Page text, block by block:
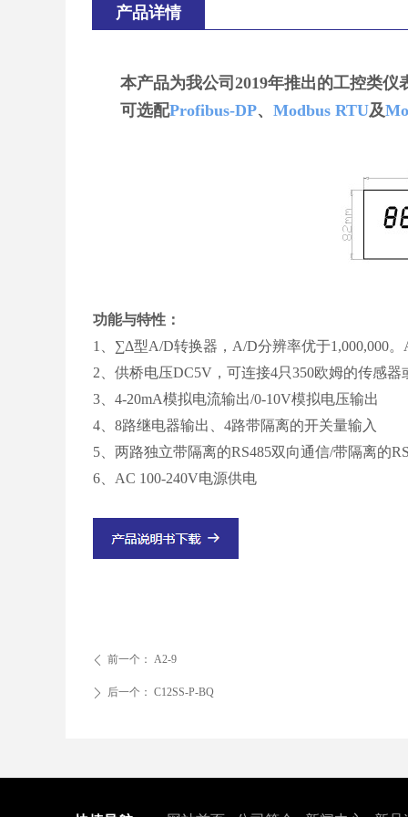
产品详情
本产品为我公司2019年推出的工控类仪
可选配Profibus-DP、 Modbus RTU及
功能与特性：
1、∑Δ型A/D转换器，A/D分辨率优于1,000,000
2、供桥电压DC5V，可连接4只350欧姆的传感器
3、4-20mA模拟电流输出/0-10V模拟电压输出
4、8路继电器输出、4路带隔离的开关量输入
5、两路独立带隔离的RS485双向通信/带隔离的
6、AC 100-240V电源供电
ꄴ 前一个： A2-9
ꄲ 后一个： C12SS-P-BQ